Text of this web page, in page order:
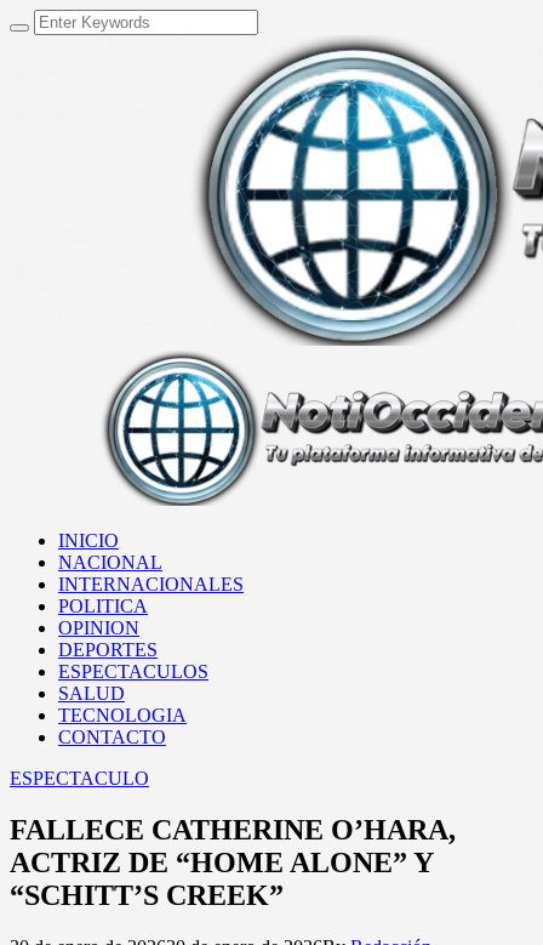
INICIO
NACIONAL
INTERNACIONALES
POLITICA
OPINION
DEPORTES
ESPECTACULOS
SALUD
TECNOLOGIA
CONTACTO
ESPECTACULO
FALLECE CATHERINE O’HARA,
ACTRIZ DE “HOME ALONE” Y
“SCHITT’S CREEK”